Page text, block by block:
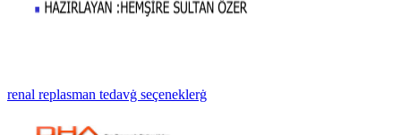
renal replasman tedavġ seçeneklerġ